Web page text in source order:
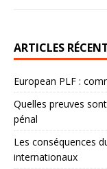
ARTICLES
European PLF :
Quelles preuves
pénal
Les conséquences
internationaux